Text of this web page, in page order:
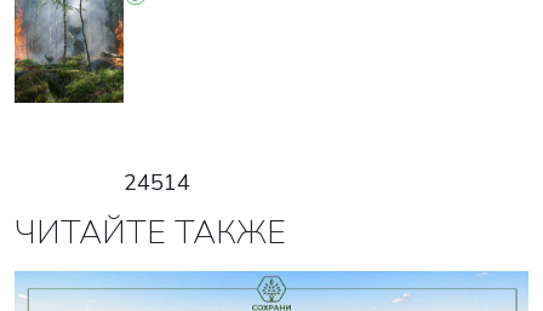
24514
ЧИТАЙТЕ ТАКЖЕ